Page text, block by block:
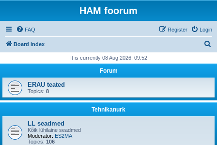
HAM foorum
FAQ Login
Register
Board index
r
h
It is currently 08 Aug 2026, 09:52
Forum
ERAU teated
Topics: 8
Tehnikanurk
LL seadmed
Kõik lühilaine seadmed
Moderator: ES2MA
Topics: 106